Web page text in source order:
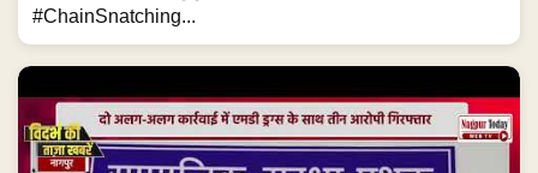
#ChainSnatching...